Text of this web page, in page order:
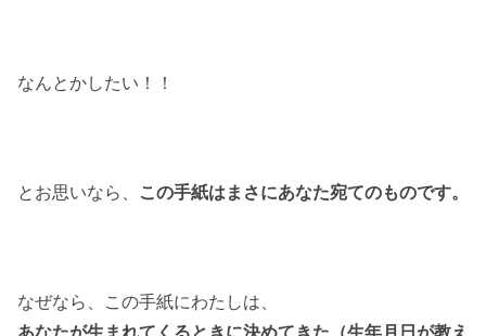
なんとかしたい！！
とお思いなら、 この手紙はまさにあなた宛てのものです。
なぜなら、この手紙にわたしは、
あなたが生まれてくるときに決めてきた（生年月日が教え